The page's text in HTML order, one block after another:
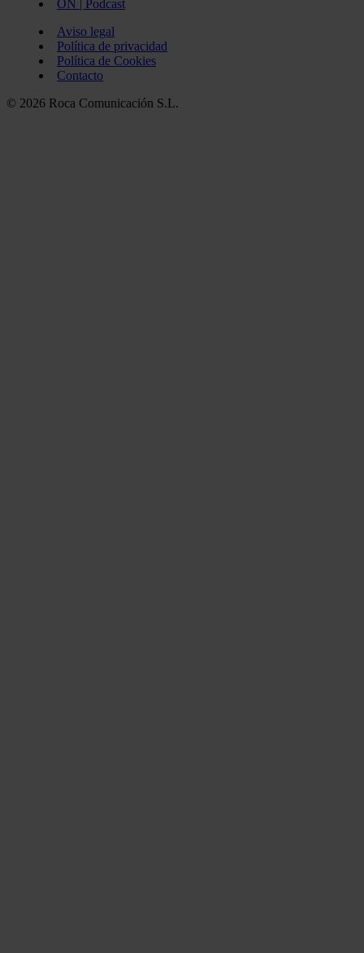
ON | Podcast
Aviso legal
Política de privacidad
Política de Cookies
Contacto
© 2026 Roca Comunicación S.L.